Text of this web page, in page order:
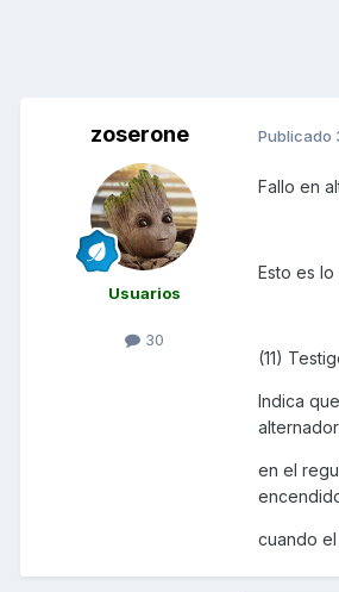
zoserone
Usuarios
30
Publicado
Fallo en
Esto es
(11)
Indica
en el
cuando